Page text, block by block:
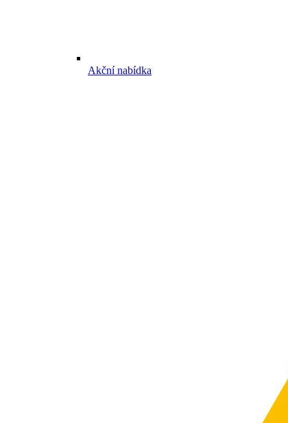
Akční nabídka